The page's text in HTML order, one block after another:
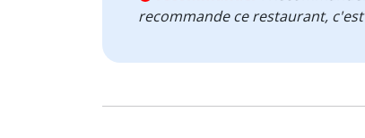
recommande ce restaurant,